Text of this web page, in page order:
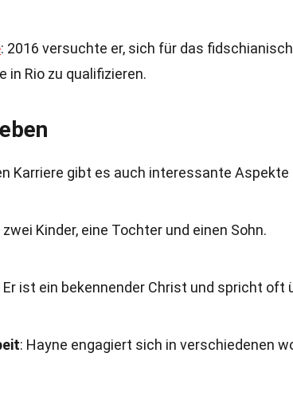
: 2016 versuchte er, sich für das
in Rio zu qualifizieren.
Karriere gibt es auch interessante
Kinder, eine Tochter und einen Sohn.
Er ist ein bekennender Christ und spricht oft
: Hayne engagiert sich in verschiedenen